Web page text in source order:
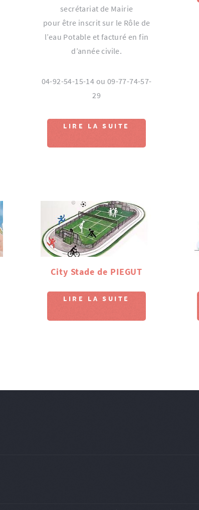
secrétariat de Mairie
pour être inscrit sur le Rôle de
l’eau Potable et facturé en fin
d’année civile.
04-92-54-15-14 ou 09-77-74-57-
29
LIRE LA SUITE
City Stade de PIEGUT
LIRE LA SUITE